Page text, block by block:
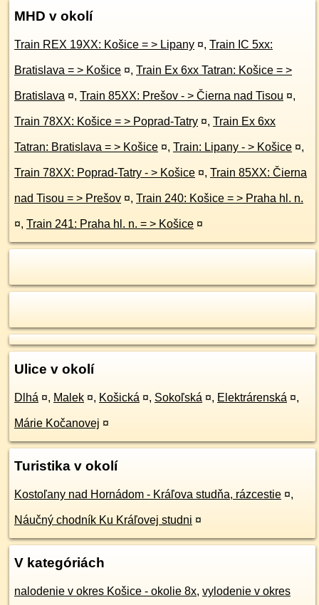
MHD v okolí
Train REX 19XX: Košice = > Lipany ¤, Train IC 5xx:
Bratislava = > Košice ¤, Train Ex 6xx Tatran: Košice = >
Bratislava ¤, Train 85XX: Prešov - > Čierna nad Tisou ¤,
Train 78XX: Košice = > Poprad-Tatry ¤, Train Ex 6xx
Tatran: Bratislava = > Košice ¤, Train: Lipany - > Košice ¤,
Train 78XX: Poprad-Tatry - > Košice ¤, Train 85XX: Čierna
nad Tisou = > Prešov ¤, Train 240: Košice = > Praha hl. n.
¤, Train 241: Praha hl. n. = > Košice ¤
Ulice v okolí
Dlhá ¤, Malek ¤, Košická ¤, Sokoľská ¤, Elektrárenská ¤,
Márie Kočanovej ¤
Turistika v okolí
Kostoľany nad Hornádom - Kráľova studňa, rázcestie ¤,
Náučný chodník Ku Kráľovej studni ¤
V kategóriách
nalodenie v okres Košice - okolie 8x, vylodenie v okres